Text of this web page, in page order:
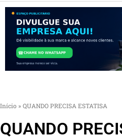
Início » QUANDO PRECISA ESTATISA
QUANDO